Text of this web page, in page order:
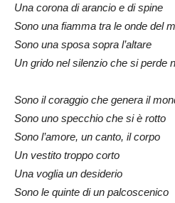
Una corona di arancio e di spine
Sono una fiamma tra le onde del
Sono una sposa sopra l’altare
Un grido nel silenzio che si perde
Sono il coraggio che genera il
Sono uno specchio che si è rotto
Sono l’amore, un canto, il corpo
Un vestito troppo corto
Una voglia un desiderio
Sono le quinte di un palcoscenico